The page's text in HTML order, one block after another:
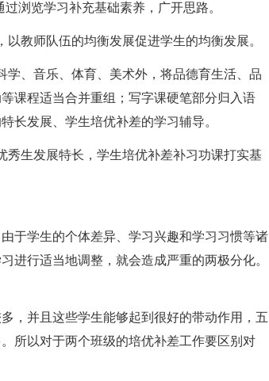
浏览学习补充基础素养，广开思路。
教师队伍的均衡发展促进学生的均衡发展。
、音乐、体育、美术外，将品德育生活、品
课程适当合并重组；写字课硬笔部分归入语
长发展、学生培优补差的学习辅导。
生发展特长，学生培优补差补习功课打实基
学生的个体差异、学习兴趣和学习习惯等诸
进行适当地调整，就会造成严重的两极分化。
并且这些学生能够起到很好的带动作用，五
所以对于两个班级的培优补差工作要区别对